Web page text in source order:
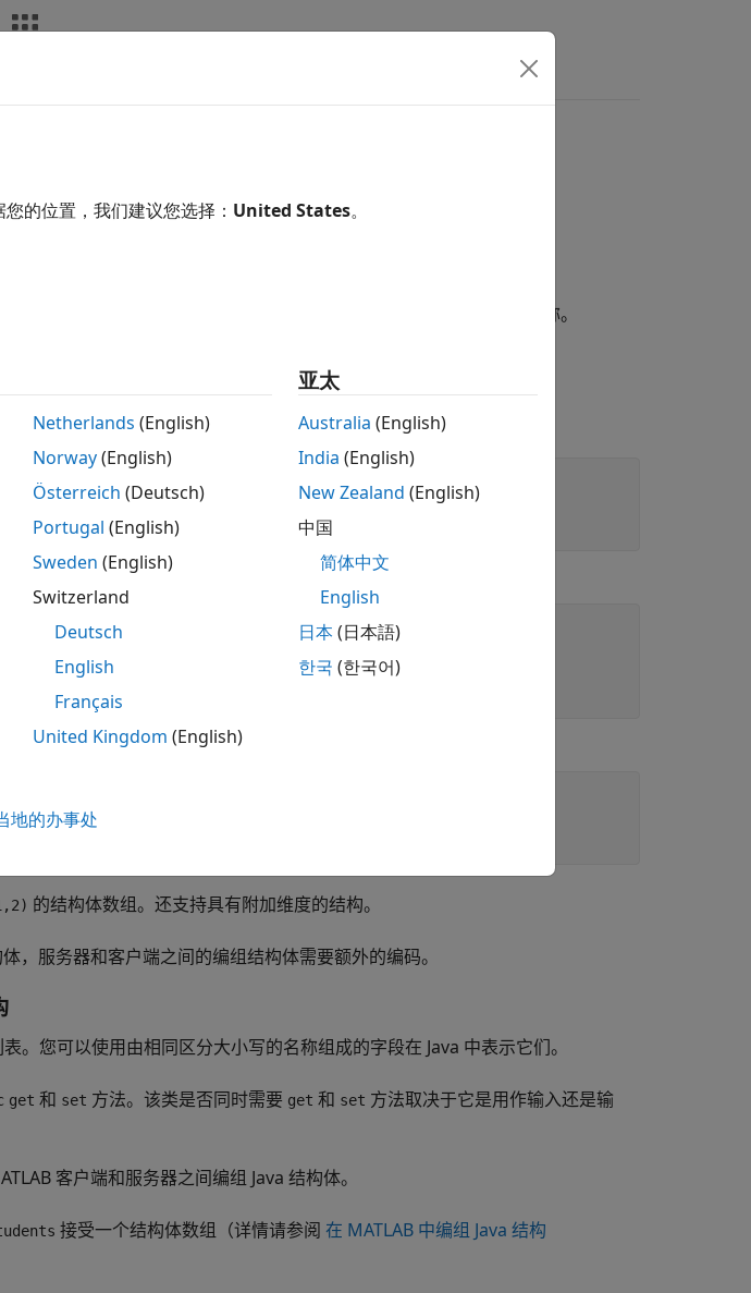
结构 (Structs)
字段存储某种 MATLAB 数据类型的数组。每个字段都有一个唯一的名称。
数据类型兼容的值，包括元胞数组或其他结构体。
构体 (S)：
的结构体数组。还支持具有附加维度的结构。
，服务器和客户端之间的编组结构体需要额外的编码。
。您可以使用由相同区分大小写的名称组成的字段在 Java 中表示它们。
get 和 set 方法。该类是否同时需要 get 和 set 方法取决于它是用作输入还是输
客户端和服务器之间编组 Java 结构体。
接受一个结构体数组（详情请参阅 在 MATLAB 中编组 Java 结构
的位置，我们建议您选择： United States。
Netherlands (English)
Norway(English)
Österreich (Deutsch)
Portugal (English)
Sweden (English)
Switzerland
Deutsch
English
Français
United Kingdom (English)
亚太
Australia (English)
India (English)
New Zealand (English)
中国
简体中文
English
日本(日本語)
한국 (한국어)
地的办事处